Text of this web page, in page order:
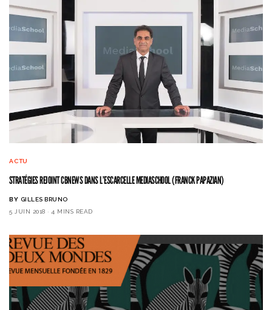
ACTU
STRATÉGIES REJOINT CBNEWS DANS L’ESCARCELLE MEDIASCHOOL (FRANCK PAPAZIAN)
BY GILLES BRUNO
5 JUIN 2018
4 MINS READ